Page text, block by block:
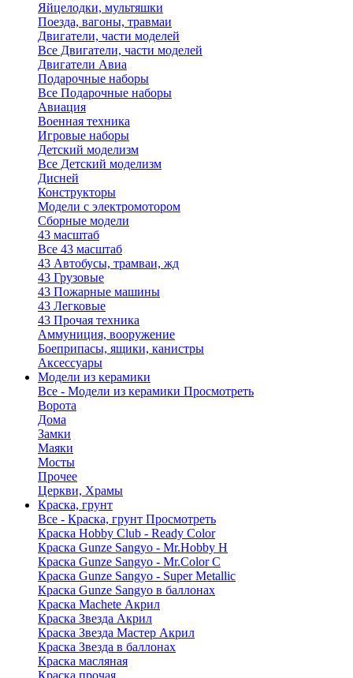
Яйцелодки, мультяшки
Поезда, вагоны, травмаи
Двигатели, части моделей
Все Двигатели, части моделей
Двигатели Авиа
Подарочные наборы
Все Подарочные наборы
Авиация
Военная техника
Игровые наборы
Детский моделизм
Все Детский моделизм
Дисней
Конструкторы
Модели с электромотором
Сборные модели
43 масштаб
Все 43 масштаб
43 Автобусы, трамваи, жд
43 Грузовые
43 Пожарные машины
43 Легковые
43 Прочая техника
Аммуниция, вооружение
Боеприпасы, ящики, канистры
Аксессуары
Модели из керамики
Все - Модели из керамики Просмотреть
Ворота
Дома
Замки
Маяки
Мосты
Прочее
Церкви, Храмы
Краска, грунт
Все - Краска, грунт Просмотреть
Краска Hobby Club - Ready Color
Краска Gunze Sangyo - Mr.Hobby H
Краска Gunze Sangyo - Mr.Color C
Краска Gunze Sangyo - Super Metallic
Краска Gunze Sangyo в баллонах
Краска Machete Акрил
Краска Звезда Акрил
Краска Звезда Мастер Акрил
Краска Звезда в баллонах
Краска масляная
Краска прочая